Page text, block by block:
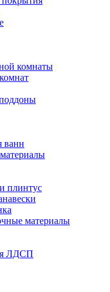
комнаты
ванн
плинтус
материалы
ЛДСП